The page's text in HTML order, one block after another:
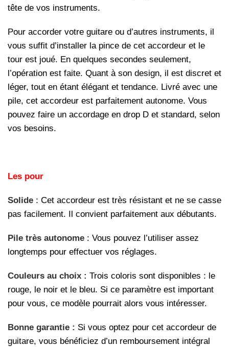
tête de vos instruments.
Pour accorder votre guitare ou d’autres instruments, il
vous suffit d’installer la pince de cet accordeur et le
tour est joué. En quelques secondes seulement,
l’opération est faite. Quant à son design, il est discret et
léger, tout en étant élégant et tendance. Livré avec une
pile, cet accordeur est parfaitement autonome. Vous
pouvez faire un accordage en drop D et standard, selon
vos besoins.
Les pour
Solide : Cet accordeur est très résistant et ne se casse
pas facilement. Il convient parfaitement aux débutants.
Pile très autonome : Vous pouvez l’utiliser assez
longtemps pour effectuer vos réglages.
Couleurs au choix : Trois coloris sont disponibles : le
rouge, le noir et le bleu. Si ce paramètre est important
pour vous, ce modèle pourrait alors vous intéresser.
Bonne garantie : Si vous optez pour cet accordeur de
guitare, vous bénéficiez d’un remboursement intégral